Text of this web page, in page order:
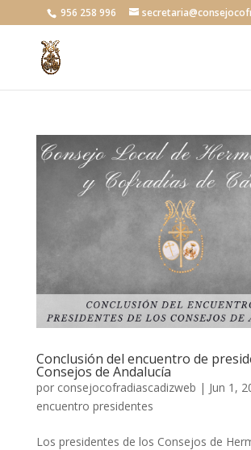
956 258 996
Conclusión del encuentro de
Consejos de Andalucía
por consejocofradiascadizweb | Jun 1,
encuentro presidentes
Los presidentes de los Consejos de